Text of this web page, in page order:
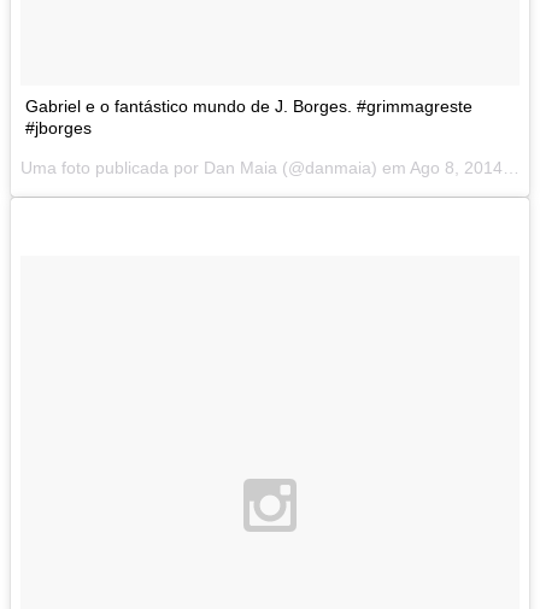
Gabriel e o fantástico mundo de J. Borges. #grimmagreste
#jborges
Uma foto publicada por Dan Maia (@danmaia) em Ago 8, 2014 at 5:57 PDT